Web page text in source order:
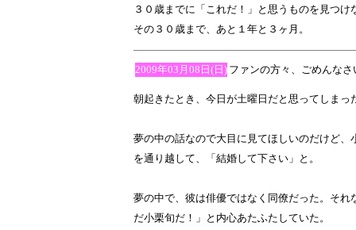
３０歳までに「これだ！」と思うものを見つ
その３０歳まで、あと１年と３ヶ月。
2009年03月08日(日) ファンの方々、ごめんなさ
朝起きたとき、今日が土曜日だと思ってしま
夢の中の話なので大目に見てほしいのだけど
を通り越して、「結婚して下さい」と。
夢の中で、彼は俳優ではなく同僚だった。そ
だ小栗旬だ！」と内心あたふたしていた。